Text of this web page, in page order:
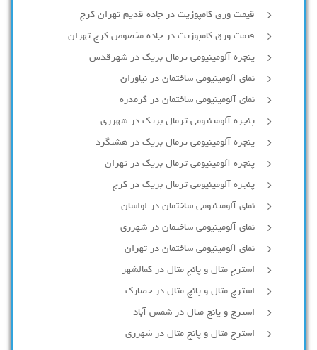
قیمت ورق کامپوزیت در جاده قدیم تهران کرج
قیمت ورق کامپوزیت در جاده مخصوص کرج تهران
پنجره آلومینیومی ترمال بریک در شهرقدس
نمای آلومینیومی ساختمان در نیاوران
نمای آلومینیومی ساختمان در گرمدره
پنجره آلومینیومی ترمال بریک در شهرری
پنجره آلومینیومی ترمال بریک در هشتگرد
پنجره آلومینیومی ترمال بریک در تهران
پنجره آلومینیومی ترمال بریک در کرج
نمای آلومینیومی ساختمان در لواسان
نمای آلومینیومی ساختمان در شهرری
نمای آلومینیومی ساختمان در تهران
استرچ متال و پانچ متال در کمالشهر
استرچ متال و پانچ متال در حصارك
استرچ و پانچ متال در شمس آباد
استرچ متال و پانچ متال در شهرری